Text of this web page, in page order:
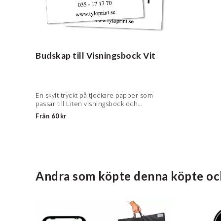
Budskap till Visningsbock Vit
En skylt tryckt på tjockare papper som
passar till Liten visningsbock och
Visningsbock light.
Från 60 kr
Andra som köpte denna köpte